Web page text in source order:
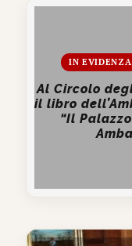
IN EVIDENZA
Al Circolo
il libro
“Il